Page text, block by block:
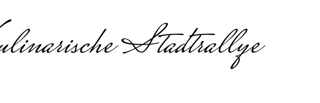
Stadtrallye